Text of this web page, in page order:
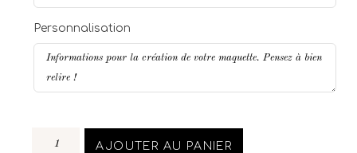
Personnalisation
AJOUTER AU PANIER